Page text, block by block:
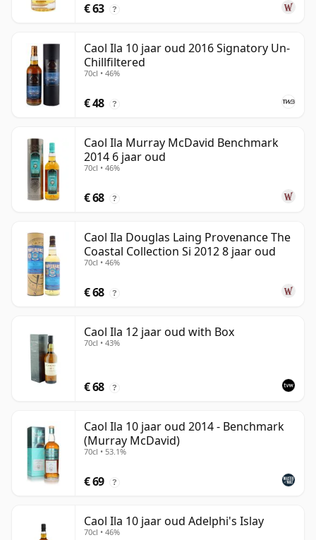
€ 63 ?
Caol Ila 10 jaar oud 2016 Signatory Un-
Chillfiltered
70cl • 46%
€ 48 ?
Caol Ila Murray McDavid Benchmark
2014 6 jaar oud
70cl • 46%
€ 68 ?
Caol Ila Douglas Laing Provenance The
Coastal Collection Si 2012 8 jaar oud
70cl • 46%
€ 68 ?
Caol Ila 12 jaar oud with Box
70cl • 43%
€ 68 ?
Caol Ila 10 jaar oud 2014 - Benchmark
(Murray McDavid)
70cl • 53.1%
€ 69 ?
Caol Ila 10 jaar oud Adelphi's Islay
70cl • 46%